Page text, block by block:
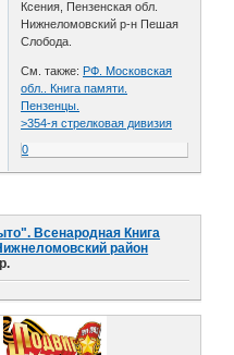
Ксения, Пензенская обл.
Нижнеломовский р-н Пешая
Слобода.
См. также: РФ. Московская
обл.. Книга памяти.
Пензенцы.
>354-я стрелковая дивизия
0
Всенародная Книга
район